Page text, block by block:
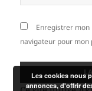
Enregistrer mon
navigateur pour
Les cookies nous
annonces, d'offrir